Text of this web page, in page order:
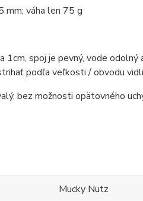
mm; váha len 75 g
1cm, spoj je pevný, vode
podľa veľkosti / obvodu
bez možnosti opätovného
Mucky Nutz